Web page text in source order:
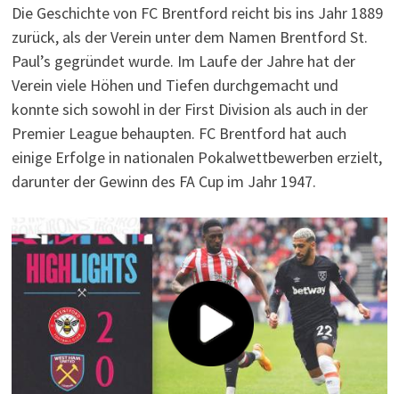
Die Geschichte von FC Brentford reicht bis ins Jahr 1889
zurück, als der Verein unter dem Namen Brentford St.
Paul’s gegründet wurde. Im Laufe der Jahre hat der
Verein viele Höhen und Tiefen durchgemacht und
konnte sich sowohl in der First Division als auch in der
Premier League behaupten. FC Brentford hat auch
einige Erfolge in nationalen Pokalwettbewerben erzielt,
darunter der Gewinn des FA Cup im Jahr 1947.